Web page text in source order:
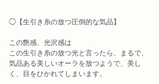
◯【生引き糸の放つ圧倒的な気品】
この艶感、光沢感は
この生引き糸の放つ光と言ったら、まるで、
気品ある美しいオーラを放つようで、美し
く、目をひかれてしまいます。